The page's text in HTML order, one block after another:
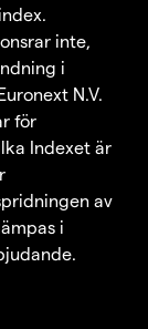
inte,
i
N.V.
för
Indexet är
av
i